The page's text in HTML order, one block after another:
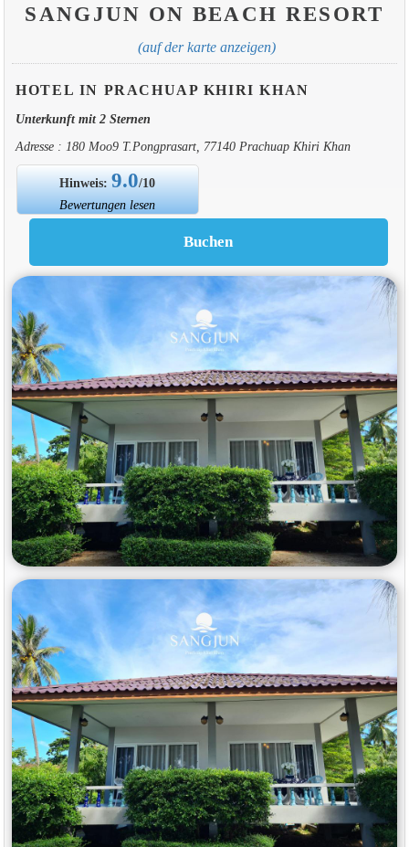
SANGJUN ON BEACH RESORT
(auf der karte anzeigen)
HOTEL IN PRACHUAP KHIRI KHAN
Unterkunft mit 2 Sternen
Adresse : 180 Moo9 T.Pongprasart, 77140 Prachuap Khiri Khan
Hinweis:9.0/10
Bewertungen lesen